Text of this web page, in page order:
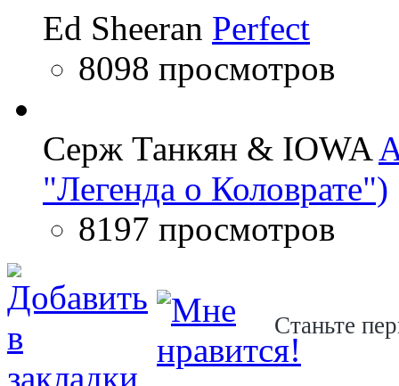
Ed Sheeran Perfect
8098 просмотров
Серж Танкян & IOWA
"Легенда о Коловрате")
8197 просмотров
Станьте